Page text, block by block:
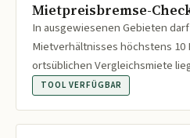
Mietpreisbremse-
In ausgewiesenen Gebieten
Mietverhältnisses höchstens 10
ortsüblichen Vergleichsmiete
TOOL VERFÜGBAR